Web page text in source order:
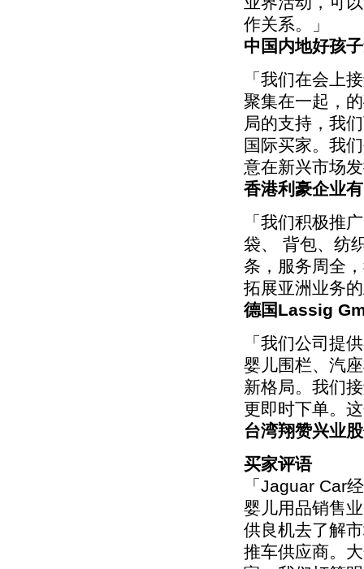
作关系。」
中国内地好孩
「我们在会上
聚集在一起，
局的支持，我
国际买家。我
意在新兴市场
香港利豪企业
「我们积极推
袋、 背包、纺
条，服务周全
拓展亚洲业务
德国Lassig
「我们公司提
婴儿围栏、汽
新格局。我们
更即时下单。
台湾翔赞兴业
买家评语
「Jaguar Car
婴儿用品销售
供良机去了解
推车供应商。